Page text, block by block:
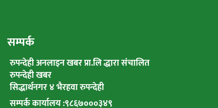
सम्पर्क
रुपन्देही अनलाइन खबर प्रा.लि द्धारा संचालित
रुपन्देही खबर
सिद्धार्थनगर ४ भैरहवा रुपन्देही
सम्पर्क कार्यालय :९८६७०००३४९